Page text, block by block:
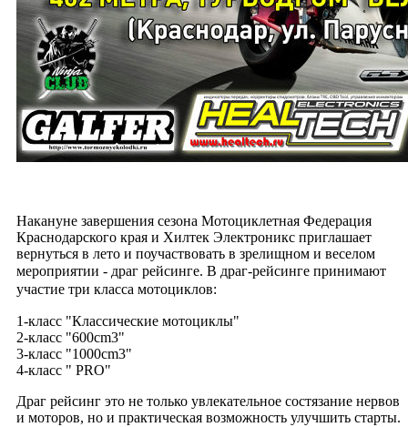
Накануне завершения сезона Мотоциклетная Федерация
Краснодарского края и Хилтек Электроникс приглашает
вернуться в лето и поучаствовать в зрелищном и веселом
мероприятии - драг рейсинге. В драг-рейсинге принимают
участие три класса мотоциклов:
1-класс "Классические мотоциклы"
2-класс "600cm3"
3-класс "1000cm3"
4-класс " PRO"
Драг рейсинг это не только увлекательное состязание нервов
и моторов, но и практическая возможность улучшить старты.